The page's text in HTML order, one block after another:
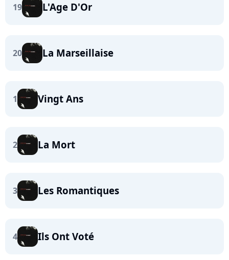
19 L'Age D'Or
20 La Marseillaise
1 Vingt Ans
2 La Mort
3 Les Romantiques
4 Ils Ont Voté